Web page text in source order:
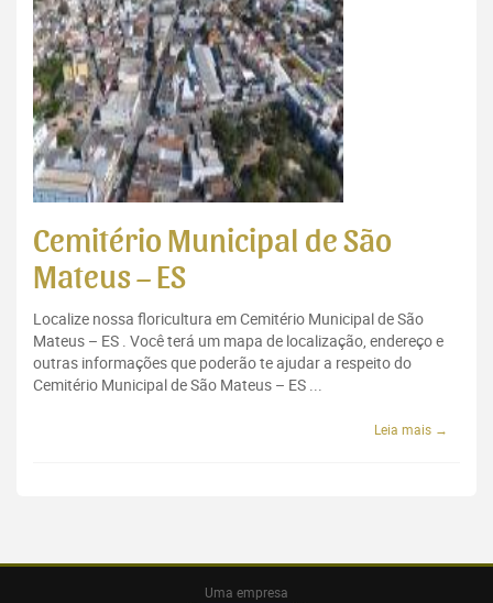
Cemitério Municipal de São
Mateus – ES
Localize nossa floricultura em Cemitério Municipal de São
Mateus – ES . Você terá um mapa de localização, endereço e
outras informações que poderão te ajudar a respeito do
Cemitério Municipal de São Mateus – ES ...
Leia mais →
Uma empresa